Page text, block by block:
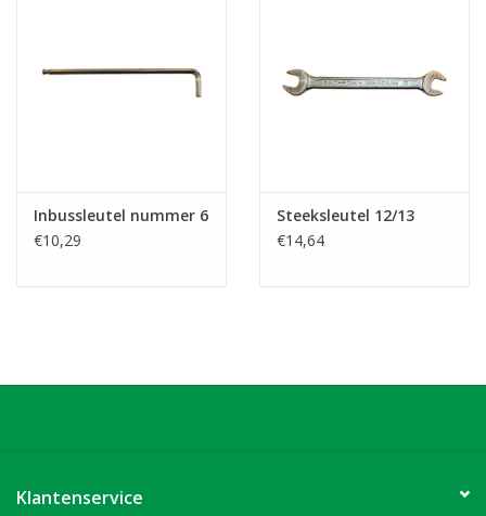
Inbussleutel nummer 6
€10,29
Steeksleutel 12/13
€14,64
Klantenservice